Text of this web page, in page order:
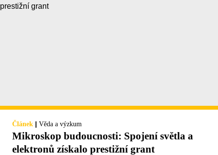
Článek | Věda a výzkum
Mikroskop budoucnosti: Spojení světla a
elektronů získalo prestižní grant